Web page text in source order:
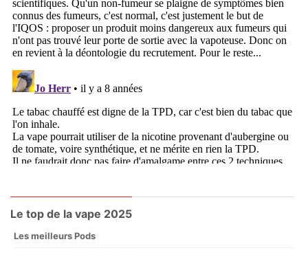
Le top de la vape 2025
Les meilleurs Pods